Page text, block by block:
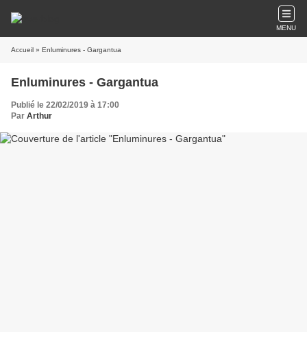
MENU
Accueil » Enluminures - Gargantua
Enluminures - Gargantua
Publié le 22/02/2019 à 17:00
Par Arthur